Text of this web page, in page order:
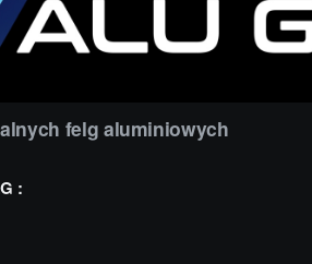
felg aluminiowych
: